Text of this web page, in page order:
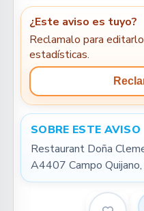
¿Este aviso es tuyo?
Reclamalo para
estadísticas.
SOBRE ESTE AVISO
Restaurant Doña
A4407 Campo